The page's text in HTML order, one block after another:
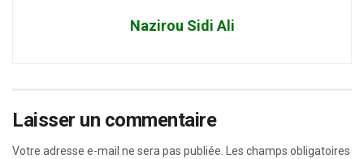
Nazirou Sidi Ali
Laisser un commentaire
Votre adresse e-mail ne sera pas publiée.
Les champs obligatoires